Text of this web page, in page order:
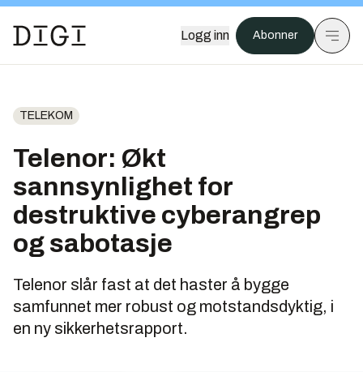
Logg inn Abonner
TELEKOM
Telenor: Økt
sannsynlighet for
destruktive cyberangrep
og sabotasje
Telenor slår fast at det haster å bygge
samfunnet mer robust og motstandsdyktig, i
en ny sikkerhetsrapport.